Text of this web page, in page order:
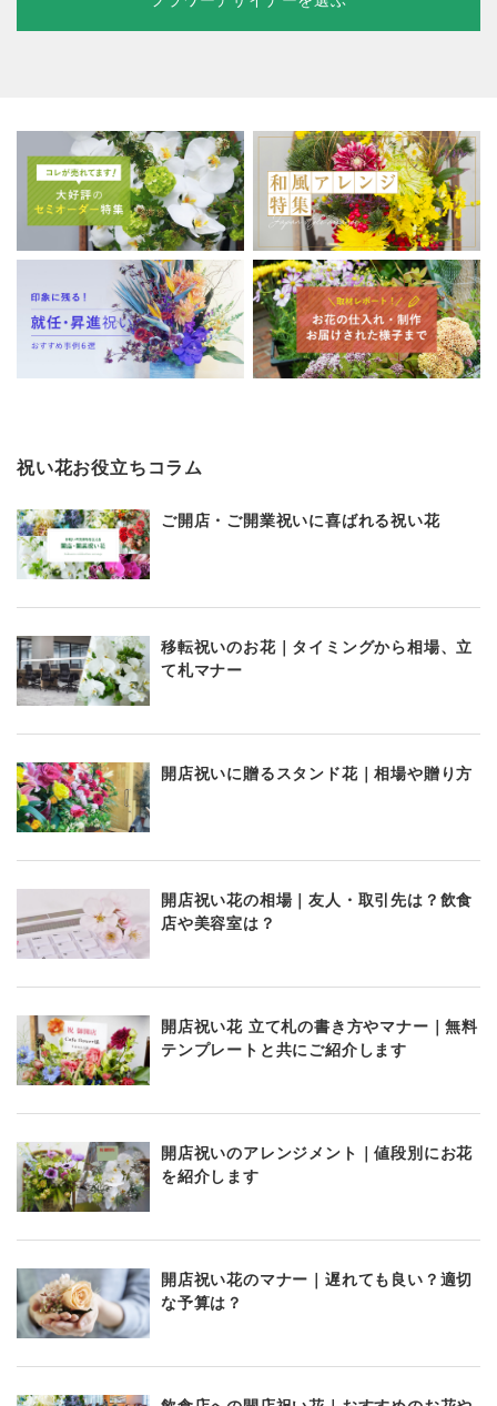
祝い花お役立ちコラム
ご開店・ご開業祝いに喜ばれる祝い花
移転祝いのお花｜タイミングから相場、立
て札マナー
開店祝いに贈るスタンド花｜相場や贈り方
開店祝い花の相場｜友人・取引先は？飲食
店や美容室は？
開店祝い花 立て札の書き方やマナー｜無料
テンプレートと共にご紹介します
開店祝いのアレンジメント｜値段別にお花
を紹介します
開店祝い花のマナー｜遅れても良い？適切
な予算は？